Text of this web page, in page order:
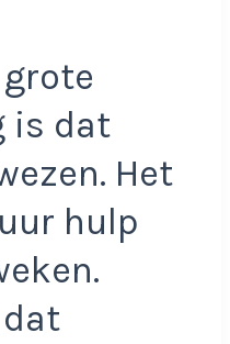
is dat
Het
hulp